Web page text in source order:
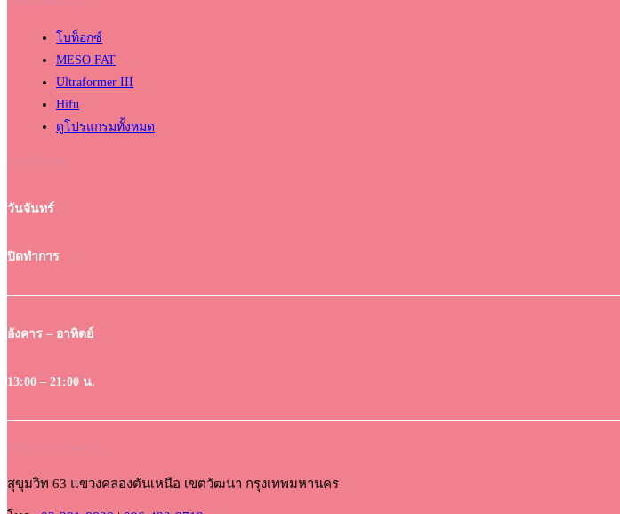
โบท็อกซ์
MESO FAT
Ultraformer III
Hifu
ดูโปรแกรมทั้งหมด
วันจันทร์
ปิดทำการ
อังคาร – อาทิตย์
13:00 – 21:00 น.
สุขุมวิท 63 แขวงคลองตันเหนือ เขตวัฒนา กรุงเทพมหานคร